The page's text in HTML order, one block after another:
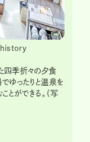
四季折々の夕食
ゆったりと温泉を
とができる。（写